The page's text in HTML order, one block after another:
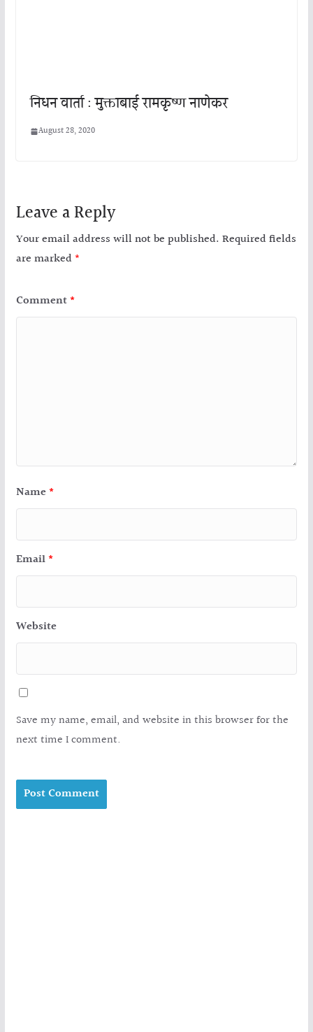
निधन वार्ता : मुक्ताबाई रामकृष्ण नाणेकर
August 28, 2020
Leave a Reply
Your email address will not be published. Required fields
are marked *
Comment *
Name *
Email *
Website
Save my name, email, and website in this browser for the
next time I comment.